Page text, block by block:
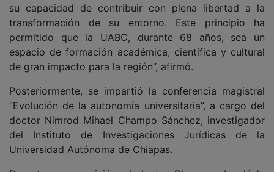
su capacidad de contribuir con plena libertad a la
transformación de su entorno. Este principio ha
permitido que la UABC, durante 68 años, sea un
espacio de formación académica, científica y cultural
de gran impacto para la región”, afirmó.
Posteriormente, se impartió la conferencia magistral
“Evolución de la autonomía universitaria”, a cargo del
doctor Nimrod Mihael Champo Sánchez, investigador
del Instituto de Investigaciones Jurídicas de la
Universidad Autónoma de Chiapas.